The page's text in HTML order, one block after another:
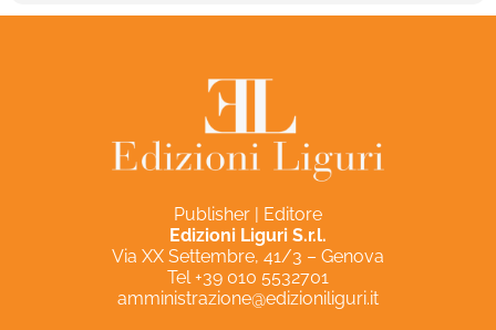
Publisher | Editore
Edizioni Liguri S.r.l.
Via XX Settembre, 41/3 – Genova
Tel +39 010 5532701
amministrazione@edizioniliguri.it